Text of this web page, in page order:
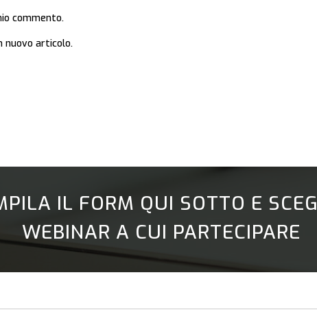
commento.
nuovo articolo.
IL FORM QUI SOTTO E
WEBINAR A CUI PARTECIPARE